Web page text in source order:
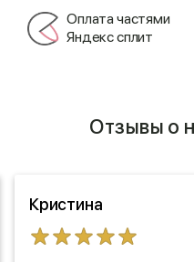
Оплата частями
Яндекс сплит
Отзывы о
Кристина